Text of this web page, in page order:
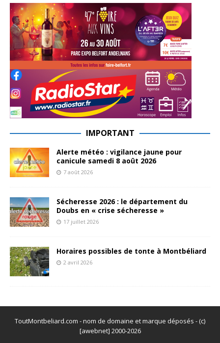
IMPORTANT
Alerte météo : vigilance jaune pour
canicule samedi 8 août 2026
7 août 2026
Sécheresse 2026 : le département du
Doubs en « crise sécheresse »
17 juillet 2026
Horaires possibles de tonte à Montbéliard
2 avril 2026
ToutMontbeliard.com - nom de domaine et marque déposés - (c)
[awebnet] 2000-2026